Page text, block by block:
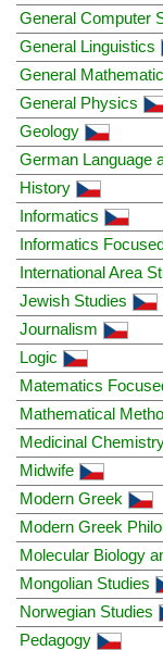
General Computer
General Linguistics
General
General Physics
Geology
German Language
History
Informatics
Informatics
International Area
Jewish Studies
Journalism
Logic
Matematics
Mathematical
Medicinal
Midwife
Modern Greek
Modern Greek
Molecular Biology
Mongolian Studies
Norwegian Studies
Pedagogy